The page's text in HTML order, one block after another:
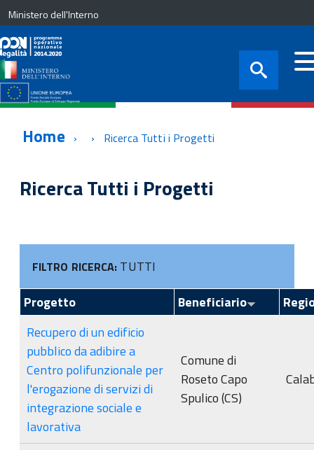
Ministero dell'Interno
Home Ricerca Tutti i Progetti
Ricerca Tutti i Progetti
FILTRO RICERCA: TUTTI
Progetto
Beneficiario
Recupero di un edificio
pubblico da adibire a
Centro polifunzionale per
l'erogazione di servizi di
integrazione sociale e
lavorativa
Comune di
Roseto Capo
Spulico (CS)